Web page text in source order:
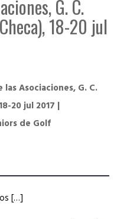
G. C.
18-20 jul
Asociaciones, G. C.
20 jul 2017 |
de Golf
[…]